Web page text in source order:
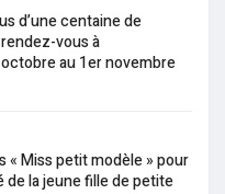
d’une centaine de
vous à
au 1er novembre
« Miss petit modèle » pour
de la jeune fille de petite